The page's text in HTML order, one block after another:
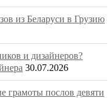
из Беларуси в Грузию
и дизайнеров?
30.07.2026
грамоты послов девяти